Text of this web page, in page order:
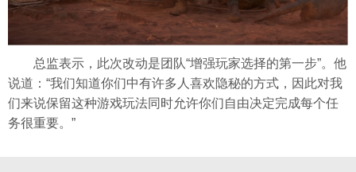
总监表示，此次改动是团队“增强玩家选择的第一步”。他
说道：“我们知道你们中有许多人喜欢隐秘的方式，因此对我
们来说保留这种游戏玩法同时允许你们自由决定完成每个任
务很重要。”